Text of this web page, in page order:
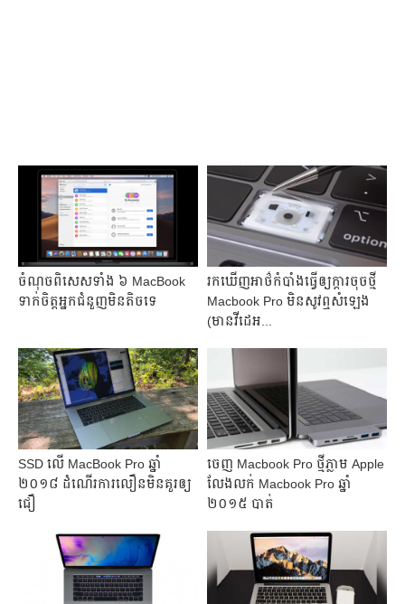
ចំណុច​ពិសេស​ទាំង​ ៦ MacBook
ទាក់​ចិត្ត​អ្នក​ជំនួញ​មិន​តិច​ទេ​
រកឃើញអាថ៌កំបាំងធ្វើឲ្យក្ដារចុចថ្មី
Macbook Pro មិនសូវឮសំឡេង
(មាន​វីដេអ...
SSD លើ MacBook Pro ឆ្នាំ
២០១៨ ដំណើរ​ការ​លឿន​​មិន​គួរ​ឲ្យ​
ជឿ
ចេញ Macbook Pro ថ្មីភ្លាម Apple
លែងលក់ Macbook Pro ឆ្នាំ
២០១៥ បាត់